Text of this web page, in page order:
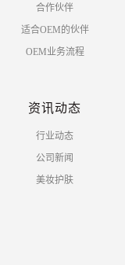
合作伙伴
适合OEM的伙伴
OEM业务流程
资讯动态
行业动态
公司新闻
美妆护肤